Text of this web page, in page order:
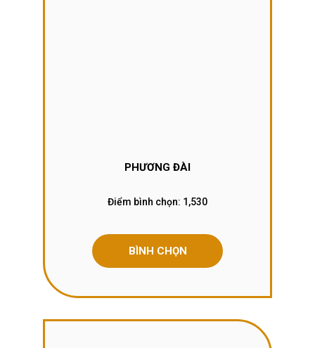
PHƯƠNG ĐÀI
Điểm bình chọn: 1,530
BÌNH CHỌN